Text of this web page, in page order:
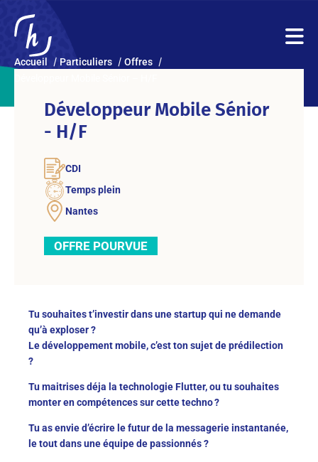
Accueil Particuliers
Offres
Développeur Mobile Sénior
- H/F
CDI
Temps plein
Nantes
OFFRE POURVUE
Tu souhaites t’investir dans une startup qui ne demande
qu’à exploser ?
Le développement mobile, c’est ton sujet de prédilection
?
Tu maitrises déja la technologie Flutter, ou tu souhaites
monter en compétences sur cette techno ?
Tu as envie d’écrire le futur de la messagerie instantanée,
le tout dans une équipe de passionnés ?